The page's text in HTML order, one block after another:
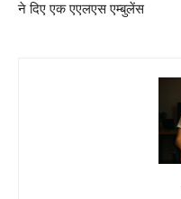
ने दिए एक एएलएस एम्बुलेंस